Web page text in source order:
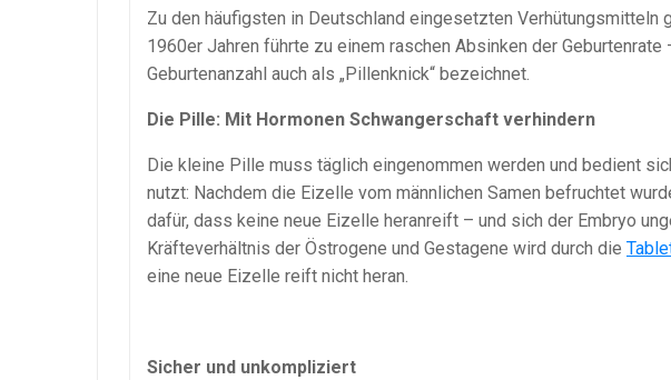
Zu den häufigsten in Deutschland eingesetzten Verhütungsmitteln
1960er Jahren führte zu einem raschen Absinken der
Geburtenanzahl auch als „Pillenknick“ bezeichnet.
Die Pille: Mit Hormonen Schwangerschaft verhindern
Die kleine Pille muss täglich eingenommen werden und bedient
nutzt: Nachdem die Eizelle vom männlichen Samen befruchtet
dafür, dass keine neue Eizelle heranreift – und sich der Embryo
Kräfteverhältnis der Östrogene und Gestagene wird durch die
eine neue Eizelle reift nicht heran.
Sicher und unkompliziert